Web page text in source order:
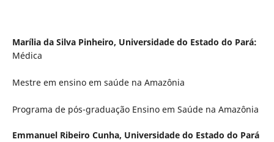
Marília da Silva Pinheiro, Universidade do Estado do Pará:
Médica
Mestre em ensino em saúde na Amazônia
Programa de pós-graduação Ensino em Saúde na Amazônia
Emmanuel Ribeiro Cunha, Universidade do Estado do Pará